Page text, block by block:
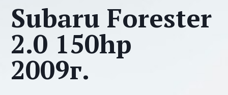
Subaru Forester
2.0 150hp
2009г.